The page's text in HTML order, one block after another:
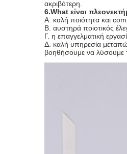
ακριβότερη.
6.What είναι
Α. καλή ποιότητα και
Β. αυστηρά ποιοτικός
Γ. η επαγγελματική
Δ. καλή υπηρεσία
βοηθήσουμε να λύσουμε